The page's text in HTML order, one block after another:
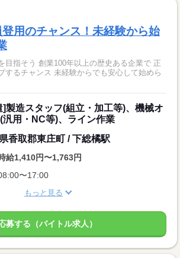
用のチャンス！未経験から始
目指そう 創業100年以上の歴史ある企業で 正
するチャンス 未経験からでも安心して始めら
]製造スタッフ(組立・加工等)、機械オ
汎用・NC等)、ライン作業
香取郡東庄町 / 下総橘駅
給1,410円〜1,763円
〜17:00
もっと見る
募する（バイトル求人）